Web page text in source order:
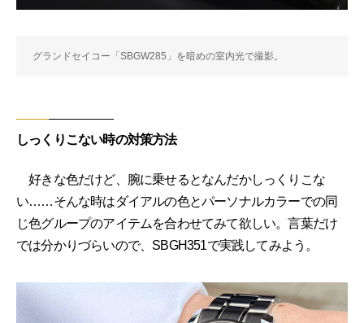
グランドセイコー「SBGW285」を暗めの室内光で撮影。
しっくりこない時の対策方法
好きな色だけど、腕に乗せるとなんだかしっくりこな
い……そんな時はダイアルの色とパーソナルカラーでの同
じ色グループのアイテムを合わせてみて欲しい。言葉だけ
では分かりづらいので、SBGH351で実践してみよう。